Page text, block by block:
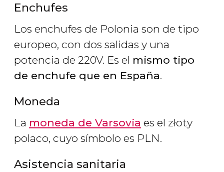
Enchufes
Los enchufes de Polonia son de tipo
europeo, con dos salidas y una
potencia de 220V. Es el mismo tipo
de enchufe que en España.
Moneda
La moneda de Varsovia es el złoty
polaco, cuyo símbolo es PLN.
Asistencia sanitaria